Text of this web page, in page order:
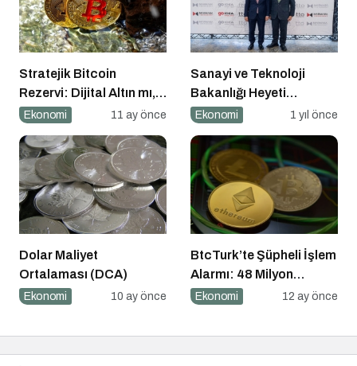
Stratejik Bitcoin
Rezervi: Dijital Altın mı,
Riskli Bir Hamle mi?
Ekonomi 11 ay önce
Sanayi ve Teknoloji
Bakanlığı Heyeti
Marmara Teknokent’i
Ekonomi 1 yıl önce
Dolar Maliyet
Ortalaması (DCA)
Ekonomi 10 ay önce
BtcTurk’te Şüpheli İşlem
Alarmı: 48 Milyon
Dolarlık Çıkış İddiası
Ekonomi 12 ay önce